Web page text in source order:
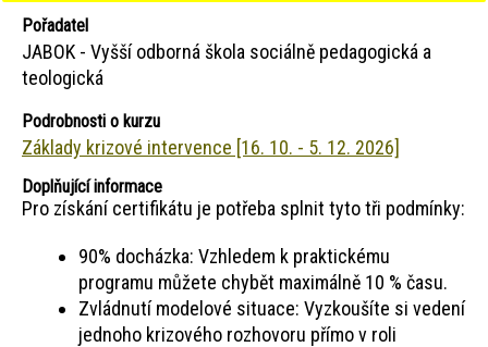
Pořadatel
JABOK - Vyšší odborná škola sociálně pedagogická a
teologická
Podrobnosti o kurzu
Základy krizové intervence [16. 10. - 5. 12. 2026]
Doplňující informace
Pro získání certifikátu je potřeba splnit tyto tři podmínky:
90% docházka: Vzhledem k praktickému
programu můžete chybět maximálně 10 % času.
Zvládnutí modelové situace: Vyzkoušíte si vedení
jednoho krizového rozhovoru přímo v roli